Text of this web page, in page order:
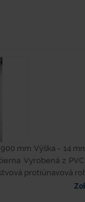
mm Výška - 14
Vyrobená z
protiúnavová